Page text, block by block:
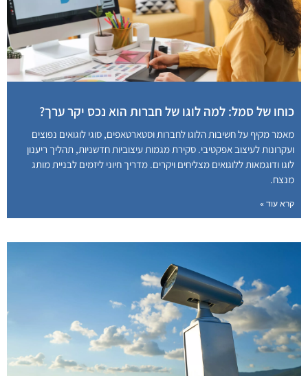
כוחו של סמל: למה לוגו של חברות הוא נכס יקר ערך?
מאמר מקיף על חשיבות הלוגו לחברות וסטארטאפים, סוגי לוגואים נפוצים
ועקרונות לעיצוב אפקטיבי. סקירת מגמות עיצוביות חדשניות, תהליך ריענון
לוגו ודוגמאות ללוגואים מצליחים ויקרים. מדריך חיוני ליזמים לבניית מותג
מנצח.
קרא עוד »